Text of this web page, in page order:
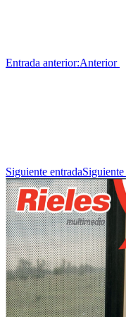
Entrada anterior:Anterior
Siguiente entradaSiguiente